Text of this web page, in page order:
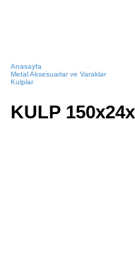
Anasayfa
Metal Aksesuarlar ve Varaklar
Kulplar
KULP